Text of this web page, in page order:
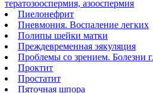
тератозооспермия, азооспермия
Пиелонефрит
Пневмония. Воспаление легких
Полипы шейки матки
Преждевременная эякуляция
Проблемы со зрением. Болезни
Проктит
Простатит
Пяточная шпора